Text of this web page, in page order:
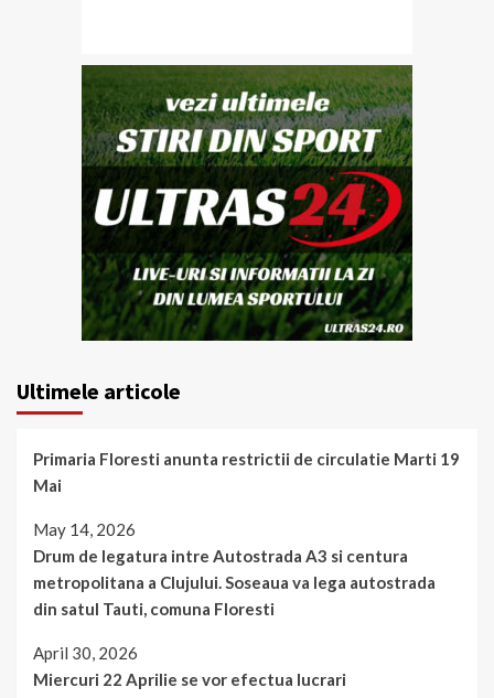
Ultimele articole
Primaria Floresti anunta restrictii de circulatie Marti 19
Mai
May 14, 2026
Drum de legatura intre Autostrada A3 si centura
metropolitana a Clujului. Soseaua va lega autostrada
din satul Tauti, comuna Floresti
April 30, 2026
Miercuri 22 Aprilie se vor efectua lucrari